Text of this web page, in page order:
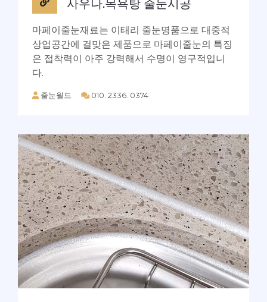
마페이줄눈재료는 이태리 줄눈명품으로 대중적
상업공간에 걸맞은 제품으로 마페이줄눈의 특징
은 접착력이 아주 강력해서 수명이 영구적입니
다.
줄눈월드 010. 2336. 0374